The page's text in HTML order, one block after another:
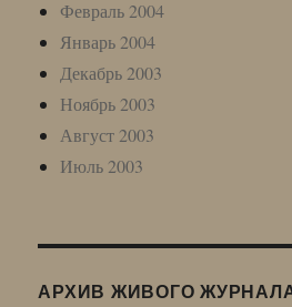
Февраль 2004
Январь 2004
Декабрь 2003
Ноябрь 2003
Август 2003
Июль 2003
АРХИВ ЖИВОГО